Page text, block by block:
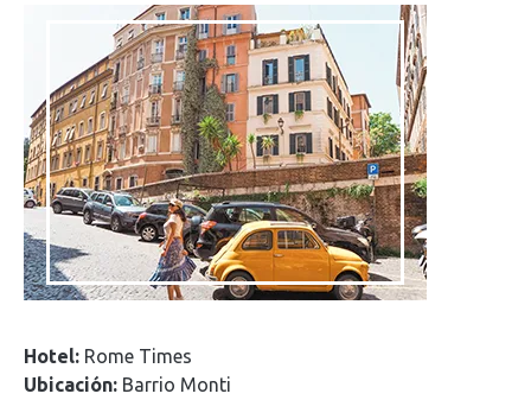
Hotel: Rome Times
Ubicación: Barrio Monti